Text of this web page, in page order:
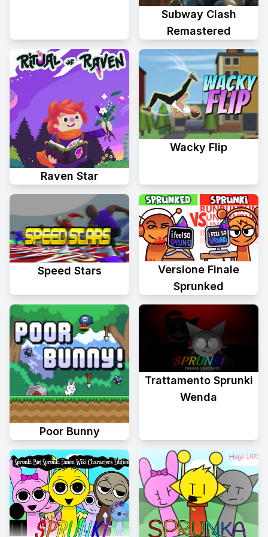
Subway Clash
Remastered
Raven Star
Wacky Flip
Speed Stars
Versione Finale
Sprunked
Poor Bunny
Trattamento Sprunki
Wenda